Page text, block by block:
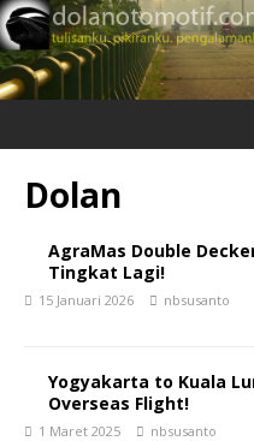
Dolan
AgraMas Double
Tingkat Lagi!
15 Januari 2026 nbsusanto
Yogyakarta to Kuala
Overseas Flight!
1 Maret 2025 nbsusanto